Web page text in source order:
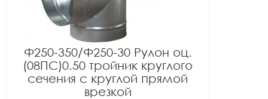
Ф250-350/Ф250-30 Рулон оц.
(08ПС)0.50 тройник круглого
сечения с круглой прямой
врезкой